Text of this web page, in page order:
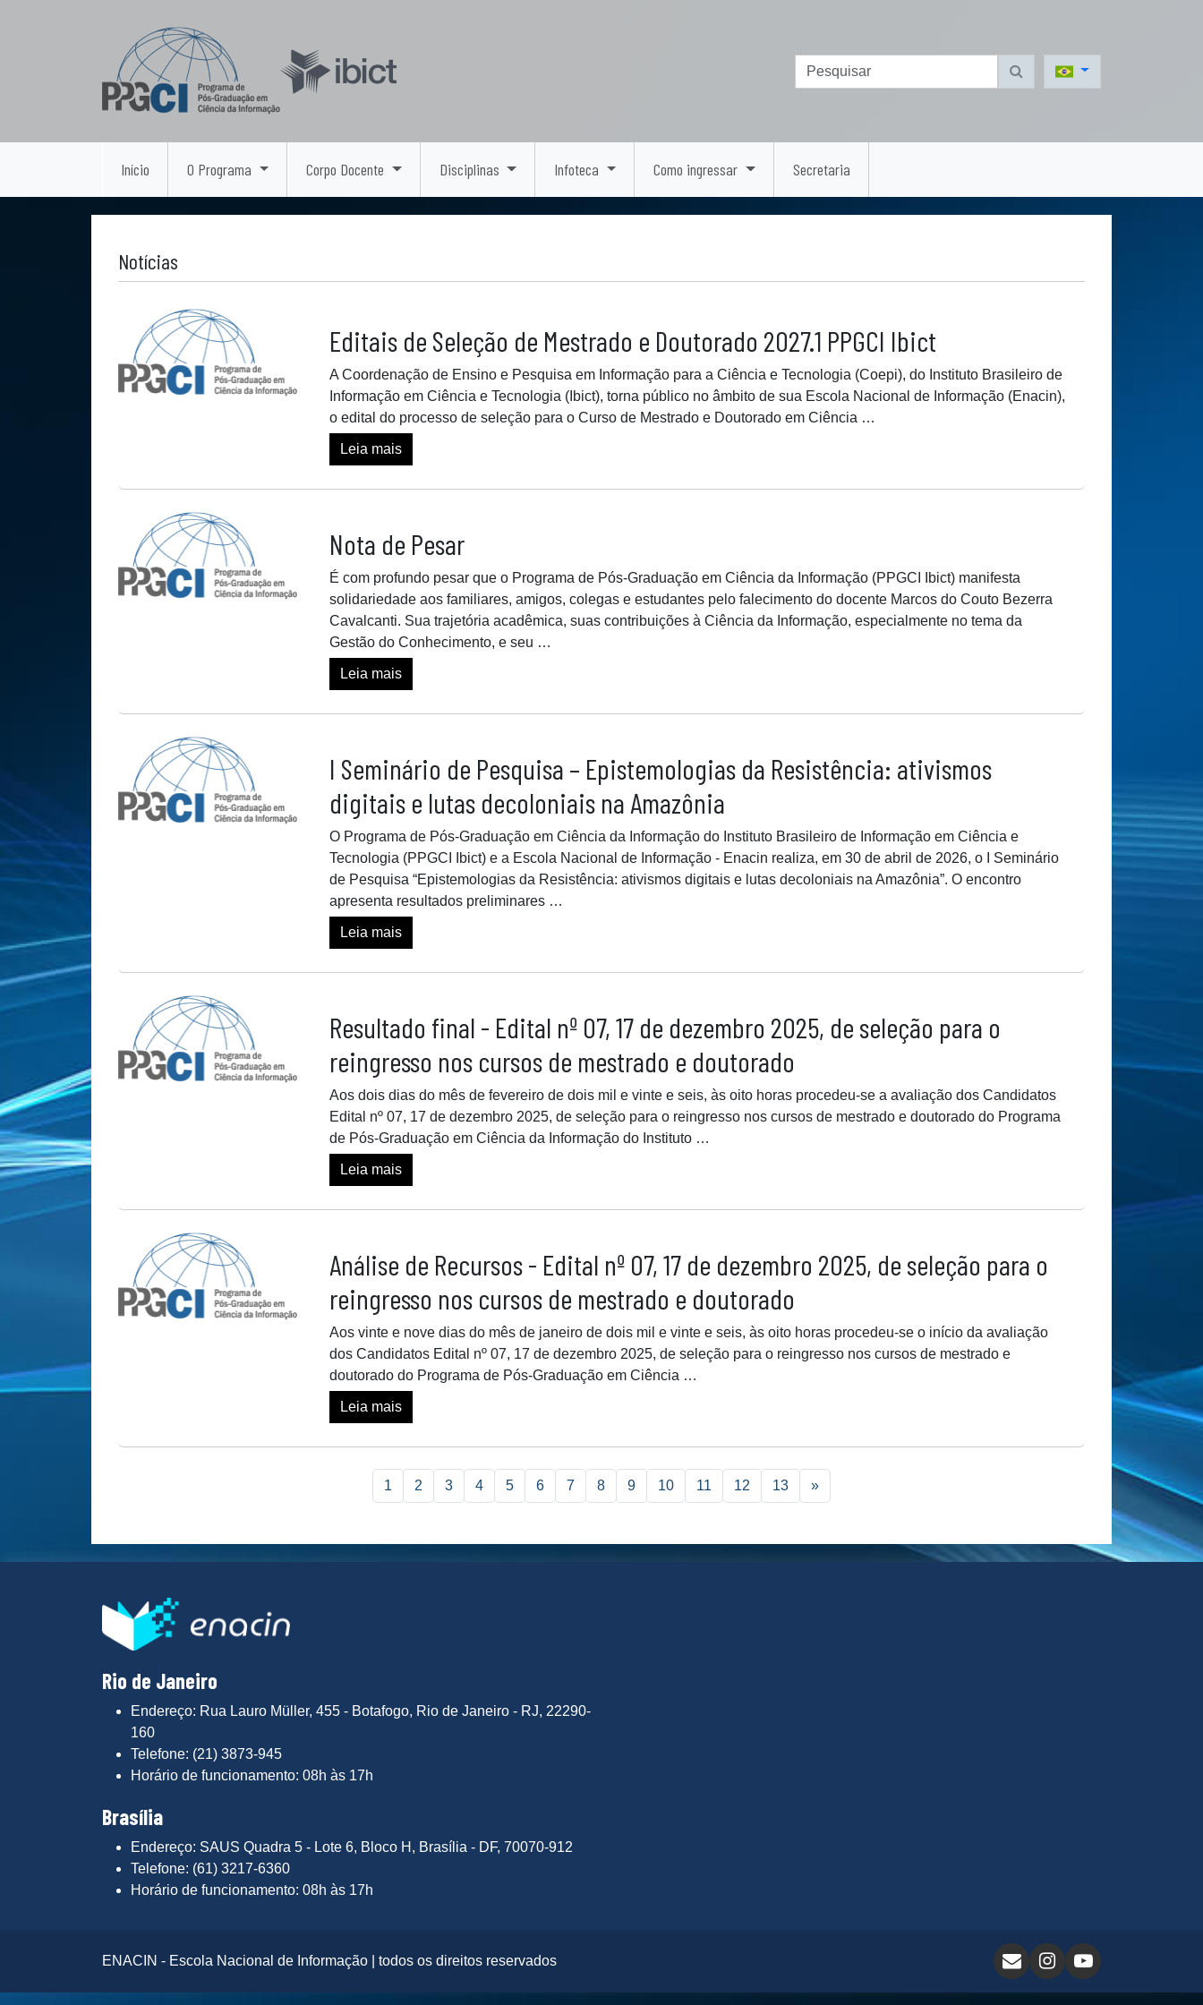
Início O Programa Corpo Docente Disciplinas Infoteca Como ingressar Secretaria
Notícias
Editais de Seleção de Mestrado e Doutorado 2027.1 PPGCI Ibict
A Coordenação de Ensino e Pesquisa em Informação para a Ciência e Tecnologia (Coepi), do Instituto Brasileiro de
Informação em Ciência e Tecnologia (Ibict), torna público no âmbito de sua Escola Nacional de Informação (Enacin),
o edital do processo de seleção para o Curso de Mestrado e Doutorado em Ciência …
Leia mais
Nota de Pesar
É com profundo pesar que o Programa de Pós-Graduação em Ciência da Informação (PPGCI Ibict) manifesta
solidariedade aos familiares, amigos, colegas e estudantes pelo falecimento do docente Marcos do Couto Bezerra
Cavalcanti. Sua trajetória acadêmica, suas contribuições à Ciência da Informação, especialmente no tema da
Gestão do Conhecimento, e seu …
Leia mais
I Seminário de Pesquisa – Epistemologias da Resistência: ativismos
digitais e lutas decoloniais na Amazônia
O Programa de Pós-Graduação em Ciência da Informação do Instituto Brasileiro de Informação em Ciência e
Tecnologia (PPGCI Ibict) e a Escola Nacional de Informação - Enacin realiza, em 30 de abril de 2026, o I Seminário
de Pesquisa “Epistemologias da Resistência: ativismos digitais e lutas decoloniais na Amazônia”. O encontro
apresenta resultados preliminares …
Leia mais
Resultado final - Edital nº 07, 17 de dezembro 2025, de seleção para o
reingresso nos cursos de mestrado e doutorado
Aos dois dias do mês de fevereiro de dois mil e vinte e seis, às oito horas procedeu-se a avaliação dos Candidatos
Edital nº 07, 17 de dezembro 2025, de seleção para o reingresso nos cursos de mestrado e doutorado do Programa
de Pós-Graduação em Ciência da Informação do Instituto …
Leia mais
Análise de Recursos - Edital nº 07, 17 de dezembro 2025, de seleção para o
reingresso nos cursos de mestrado e doutorado
Aos vinte e nove dias do mês de janeiro de dois mil e vinte e seis, às oito horas procedeu-se o início da avaliação
dos Candidatos Edital nº 07, 17 de dezembro 2025, de seleção para o reingresso nos cursos de mestrado e
doutorado do Programa de Pós-Graduação em Ciência …
Leia mais
1 2 3 4 5 6 7 8 9 10 11 12 13 »
Rio de Janeiro
Endereço: Rua Lauro Müller, 455 - Botafogo, Rio de Janeiro - RJ, 22290-
160
Telefone: (21) 3873-945
Horário de funcionamento: 08h às 17h
Brasília
Endereço: SAUS Quadra 5 - Lote 6, Bloco H, Brasília - DF, 70070-912
Telefone: (61) 3217-6360
Horário de funcionamento: 08h às 17h
ENACIN - Escola Nacional de Informação | todos os direitos reservados